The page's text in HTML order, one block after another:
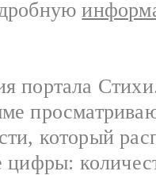
портала
который
цифры: